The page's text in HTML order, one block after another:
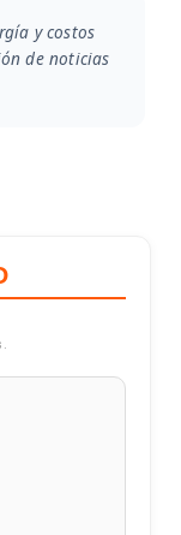
y costos
de noticias